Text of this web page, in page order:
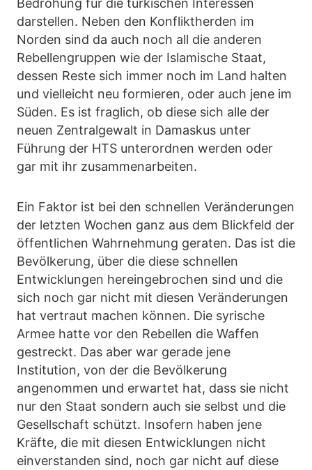
Bedrohung für die türkischen Interessen
darstellen. Neben den Konfliktherden im
Norden sind da auch noch all die anderen
Rebellengruppen wie der Islamische Staat,
dessen Reste sich immer noch im Land halten
und vielleicht neu formieren, oder auch jene im
Süden. Es ist fraglich, ob diese sich alle der
neuen Zentralgewalt in Damaskus unter
Führung der HTS unterordnen werden oder
gar mit ihr zusammenarbeiten.
Ein Faktor ist bei den schnellen Veränderungen
der letzten Wochen ganz aus dem Blickfeld der
öffentlichen Wahrnehmung geraten. Das ist die
Bevölkerung, über die diese schnellen
Entwicklungen hereingebrochen sind und die
sich noch gar nicht mit diesen Veränderungen
hat vertraut machen können. Die syrische
Armee hatte vor den Rebellen die Waffen
gestreckt. Das aber war gerade jene
Institution, von der die Bevölkerung
angenommen und erwartet hat, dass sie nicht
nur den Staat sondern auch sie selbst und die
Gesellschaft schützt. Insofern haben jene
Kräfte, die mit diesen Entwicklungen nicht
einverstanden sind, noch gar nicht auf diese